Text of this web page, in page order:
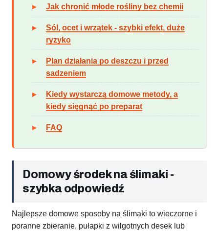
Jak chronić młode rośliny bez chemii
Sól, ocet i wrzątek - szybki efekt, duże
ryzyko
Plan działania po deszczu i przed
sadzeniem
Kiedy wystarczą domowe metody, a
kiedy sięgnąć po preparat
FAQ
Domowy środek na ślimaki -
szybka odpowiedź
Najlepsze domowe sposoby na ślimaki to wieczorne i
poranne zbieranie, pułapki z wilgotnych desek lub